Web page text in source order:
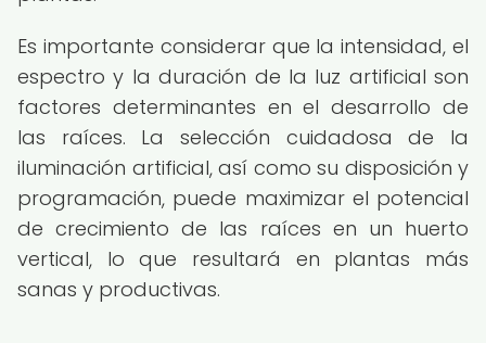
Es importante considerar que la intensidad, el
espectro y la duración de la luz artificial son
factores determinantes en el desarrollo de
las raíces. La selección cuidadosa de la
iluminación artificial, así como su disposición y
programación, puede maximizar el potencial
de crecimiento de las raíces en un huerto
vertical, lo que resultará en plantas más
sanas y productivas.